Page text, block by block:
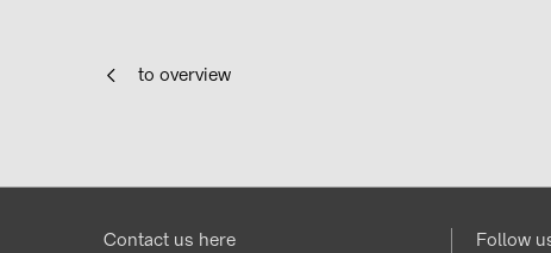
to overview
Contact us here Follow